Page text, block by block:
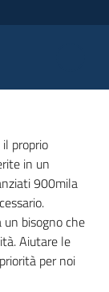
proprio
in un
900mila
un bisogno che
Aiutare le
per noi